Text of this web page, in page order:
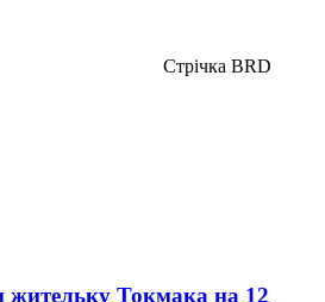
Стрічка BRD
жительку Токмака на 12